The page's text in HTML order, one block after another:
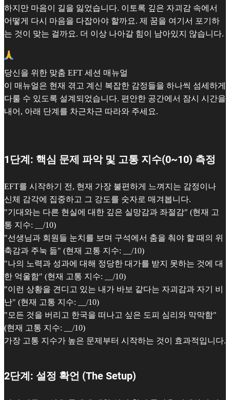
하지만 마음이 길을 잃었습니다. 이토록 깊은 자괴감 속에서
어떻게 다시 마음을 다잡아야 할까요. 제 꿈을 여기서 포기하
는 것이 맞는 걸까요. 더 이상 나아갈 힘이 남아있지 않습니다.
당신을 위한 맞춤 EFT 세션 매뉴얼
이 매뉴얼은 현재 겪고 계신 복잡한 감정들을 하나씩 섬세하게
다룰 수 있도록 설계되었습니다. 편안한 공간에서 잠시 시간을
내어, 아래 단계를 차근차근 따라와 주세요.
1단계: 핵심 문제 파악 및 고통 지수(0~10) 측정
EFT를 시작하기 전, 현재 가장 불편하게 느껴지는 감정이나
신체 감각에 집중하고 그 강도를 숫자로 매겨봅니다.
"기대와는 다른 현실에 대한 깊은 실망감과 좌절감" (현재 고
통 지수: __/10)
"선생님과 회원들 눈치를 보며 구석에서 춤을 춰야 할 때의 위
축감과 주눅 듦" (현재 고통 지수: __/10)
"나의 노력과 성과에 대해 정당한 대가를 받지 못하는 것에 대
한 억울함" (현재 고통 지수: __/10)
"이런 상황을 견디고 있는 내가 바보 같다는 자괴감과 자기 비
난" (현재 고통 지수: __/10)
"모든 것을 버리고 한국을 떠나고 싶은 도피 심리와 막막함"
(현재 고통 지수: __/10)
가장 고통 지수가 높은 문제부터 시작하는 것이 효과적입니다.
2단계: 설정 확언 (The Setup)